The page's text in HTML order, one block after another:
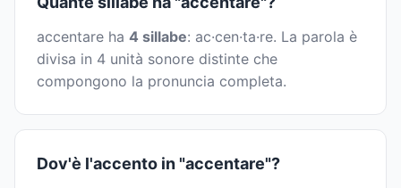
accentare ha 4 sillabe: ac·cen·ta·re. La parola è
divisa in 4 unità sonore distinte che
compongono la pronuncia completa.
Dov'è l'accento in "accentare"?